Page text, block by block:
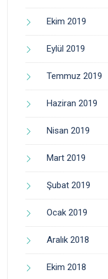
Ekim 2019
Eylül 2019
Temmuz 2019
Haziran 2019
Nisan 2019
Mart 2019
Şubat 2019
Ocak 2019
Aralık 2018
Ekim 2018